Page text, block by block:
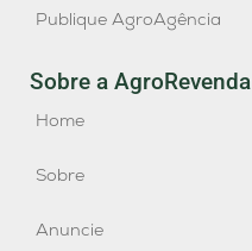
Publique AgroAgência
Sobre a AgroRevenda
Home
Sobre
Anuncie